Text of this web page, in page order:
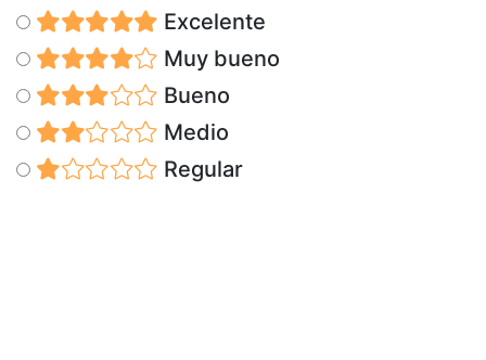
Excelente
Muy bueno
Bueno
Medio
Regular